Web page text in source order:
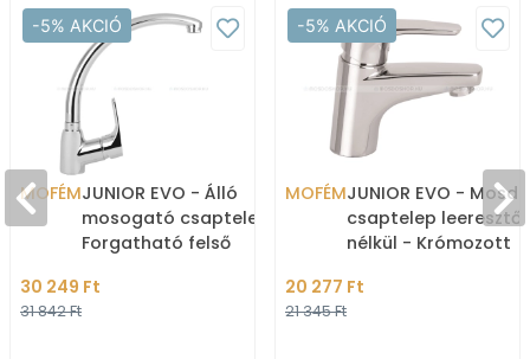
-5% AKCIÓ
MOFÉMJUNIOR EVO - Álló
mosogató csaptelep -
Forgatható felső
Krómozott
30 249 Ft
31 842 Ft
-5% AKCIÓ
MOFÉMJUNIOR EVO - Mosdó
csaptelep leeresztő
nélkül - Krómozott
20 277 Ft
21 345 Ft